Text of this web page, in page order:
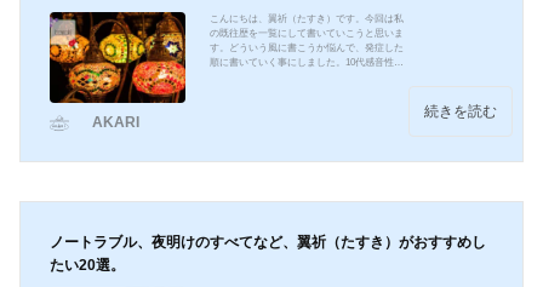
こんにちは、翼祈（たすき）です。今回は私
の既往歴を一覧にして書いていこうと思いま
す。どういう風に書こうか悩んで、発症した
順に書いていく事にしました。10代感音性難
糖尿病になったというのを検索で観たので、
続きを読む
AKARI
ノートラブル、夜明けのすべてなど、翼祈（たすき）がおすすめし
たい20選。